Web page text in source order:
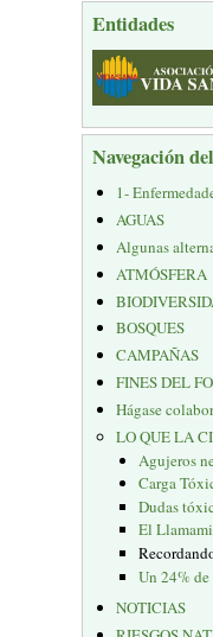
Entidades
Navegación
1-
AGUAS
Algunas
ATMÓSFERA
BOSQUES
CAMPAÑAS
FINES DEL
Hágase
LO QUE LA
Agujeros
Carga
Dudas
El
Un 24%
NOTICIAS